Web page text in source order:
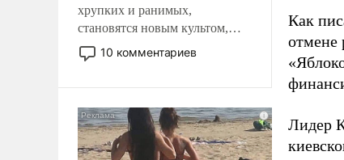
хрупких и ранимых,
становятся новым культом,
постепенно вытесняя и
отменяя традиционное
ударами судьбы, брать на себя
ответственность, помогать
слабым, идти вперед и
10 комментариев
Как
отмене
Лидер